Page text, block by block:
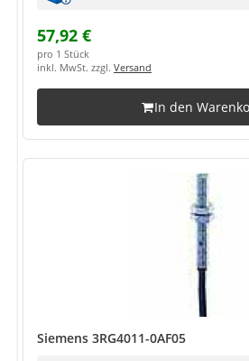
57,92 €
pro 1 Stück
inkl. MwSt. zzgl. Versand
In den
Siemens 3RG4011-0AF05